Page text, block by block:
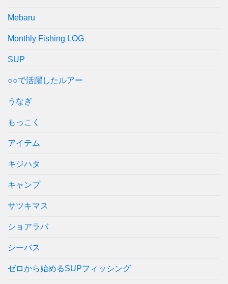
Mebaru
Monthly Fishing LOG
SUP
○○で活躍したルアー
うなぎ
もっこく
アイテム
キジハタ
キャンプ
サツキマス
ショアラバ
シーバス
ゼロから始めるSUPフィッシング